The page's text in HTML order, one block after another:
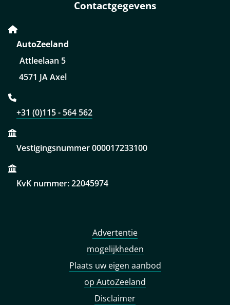
Contactgegevens
AutoZeeland
Attleelaan 5
4571 JA Axel
+31 (0)115 - 564 562
Vestigingsnummer 000017233100
KvK nummer: 22045974
Advertentie
mogelijkheden
Plaats uw eigen aanbod
op AutoZeeland
Disclaimer